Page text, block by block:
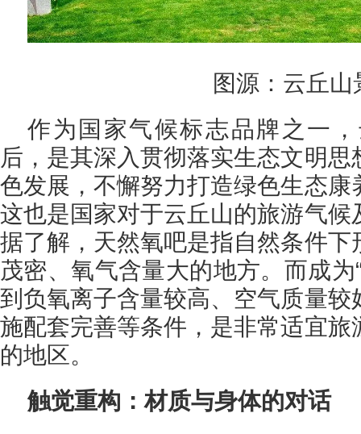
图源：云丘山
作为国家气候标志品牌之一
后，是其深入贯彻落实生态文明
色发展，不懈努力打造绿色生态
这也是国家对于云丘山的旅游气
据了解，天然氧吧是指自然条件
茂密、氧气含量大的地方。而成为
到负氧离子含量较高、空气质量
施配套完善等条件，是非常适宜
的地区。
触觉重构：材质与身体的对话